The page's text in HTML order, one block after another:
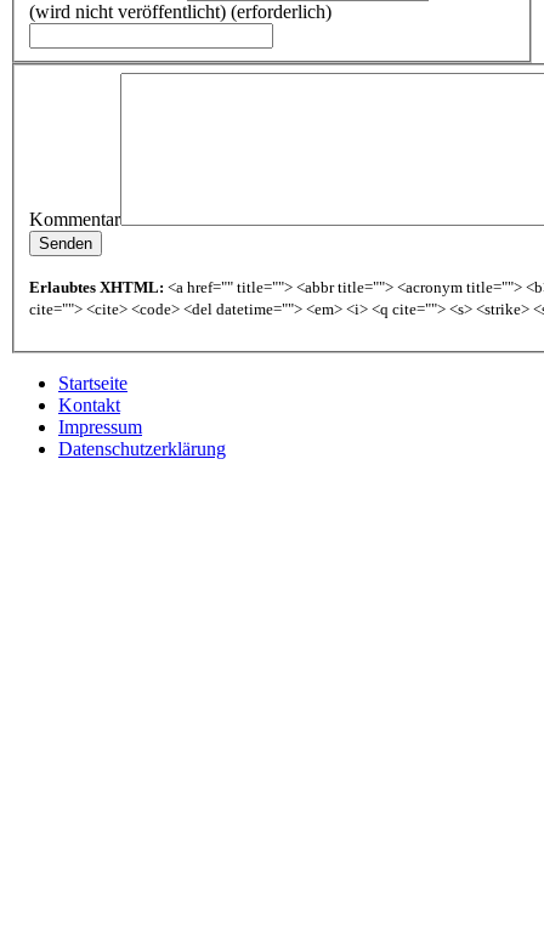
(wird nicht veröffentlicht) (erforderlich)
Kommentar
Erlaubtes XHTML: <a href="" title=""> <abbr title=""> <acronym title="">
cite=""> <cite> <code> <del datetime=""> <em> <i> <q cite=""> <s> <strike>
Startseite
Kontakt
Impressum
Datenschutzerklärung